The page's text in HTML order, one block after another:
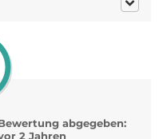
abgegeben:
2 Jahren